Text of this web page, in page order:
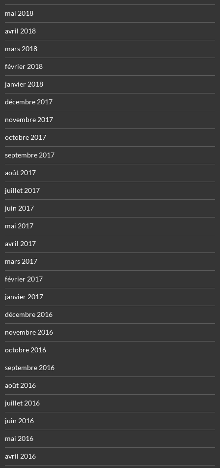
mai 2018
avril 2018
mars 2018
février 2018
janvier 2018
décembre 2017
novembre 2017
octobre 2017
septembre 2017
août 2017
juillet 2017
juin 2017
mai 2017
avril 2017
mars 2017
février 2017
janvier 2017
décembre 2016
novembre 2016
octobre 2016
septembre 2016
août 2016
juillet 2016
juin 2016
mai 2016
avril 2016